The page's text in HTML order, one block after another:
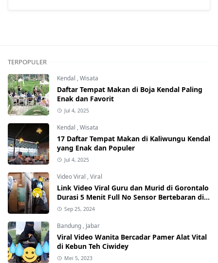
TERPOPULER
Kendal ,Wisata
Daftar Tempat Makan di Boja Kendal Paling
Enak dan Favorit
Jul 4, 2025
Kendal ,Wisata
17 Daftar Tempat Makan di Kaliwungu Kendal
yang Enak dan Populer
Jul 4, 2025
Video Viral ,Viral
Link Video Viral Guru dan Murid di Gorontalo
Durasi 5 Menit Full No Sensor Bertebaran di
Internet, Hati-Hati Phising!
Sep 25, 2024
Bandung , Jabar
Viral Video Wanita Bercadar Pamer Alat Vital
di Kebun Teh Ciwidey
Mei 5, 2023